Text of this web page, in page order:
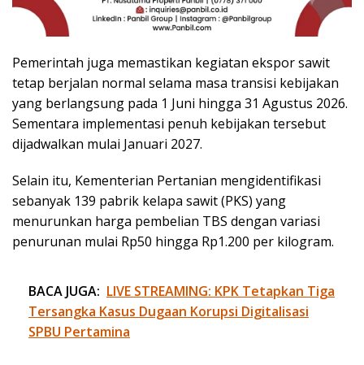
Pemerintah juga memastikan kegiatan ekspor sawit
tetap berjalan normal selama masa transisi kebijakan
yang berlangsung pada 1 Juni hingga 31 Agustus 2026.
Sementara implementasi penuh kebijakan tersebut
dijadwalkan mulai Januari 2027.
Selain itu, Kementerian Pertanian mengidentifikasi
sebanyak 139 pabrik kelapa sawit (PKS) yang
menurunkan harga pembelian TBS dengan variasi
penurunan mulai Rp50 hingga Rp1.200 per kilogram.
BACA JUGA: LIVE STREAMING: KPK Tetapkan Tiga
Tersangka Kasus Dugaan Korupsi Digitalisasi
SPBU Pertamina